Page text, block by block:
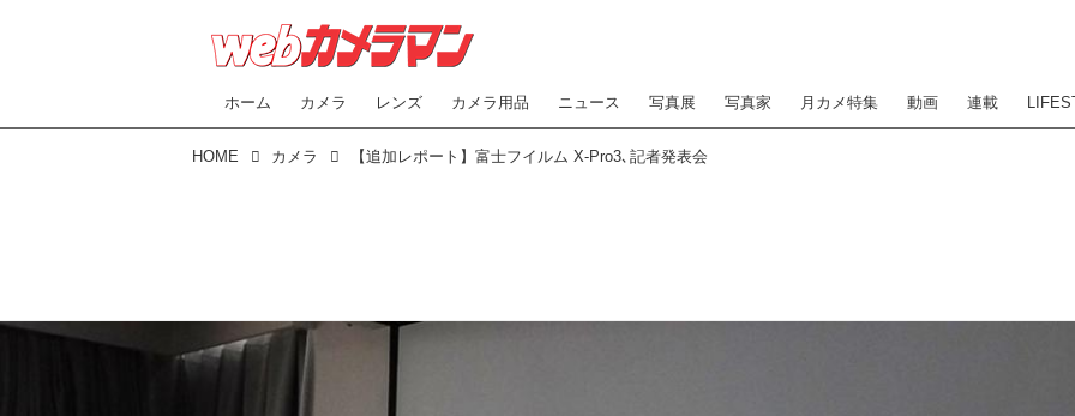
ホーム カメラ レンズ カメラ用品 ニュース 写真展 写真家 月カメ特集 動画 連載
HOME カメラ 【追加レポート】富士フイルム X-Pro3､記者発表会